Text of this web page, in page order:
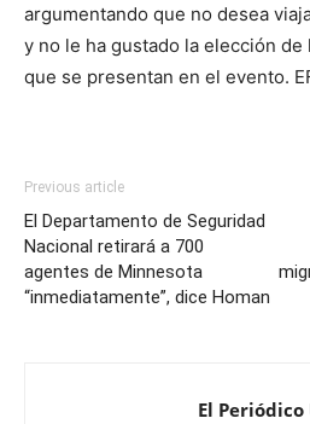
argumentando que no desea
y no le ha gustado la elección
que se presentan en el evento.
Previous article
El Departamento de Seguridad
Nacional retirará a 700
agentes de Minnesota
“inmediatamente”, dice Homan
El Periódico